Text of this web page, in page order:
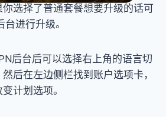
选择了普通套餐想要升级的话可
进行升级。
台后可以选择右上角的语言切
后在左边侧栏找到账户选项卡，
计划选项。